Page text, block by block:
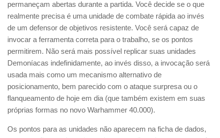
permaneçam abertas durante a partida. Você decide se o que
realmente precisa é uma unidade de combate rápida ao invés
de um defensor de objetivos resistente. Você será capaz de
invocar a ferramenta correta para o trabalho, se os pontos
permitirem. Não será mais possível replicar suas unidades
Demoníacas indefinidamente, ao invés disso, a invocação será
usada mais como um mecanismo alternativo de
posicionamento, bem parecido com o ataque surpresa ou o
flanqueamento de hoje em dia (que também existem em suas
próprias formas no novo Warhammer 40.000).
Os pontos para as unidades não aparecem na ficha de dados,